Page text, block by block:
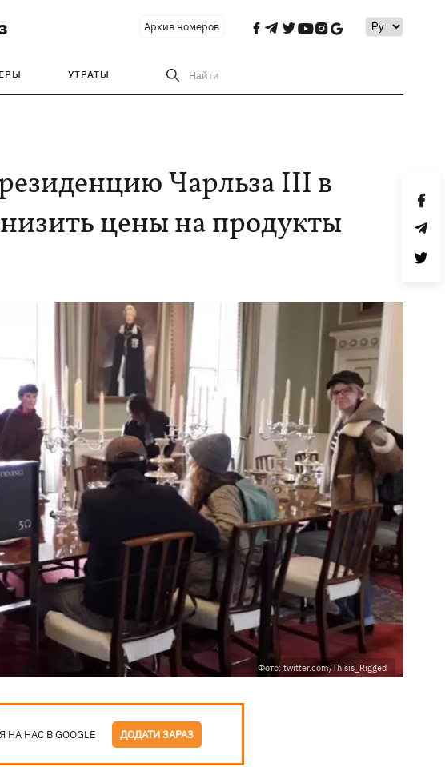
Архив номеров
УТРАТЫ Найти
Чарльза ІІІ в
цены на продукты
Фото: twitter.com/Thisis_Rigged
НА НАС В GOOGLE ДОДАТИ ЗАРАЗ